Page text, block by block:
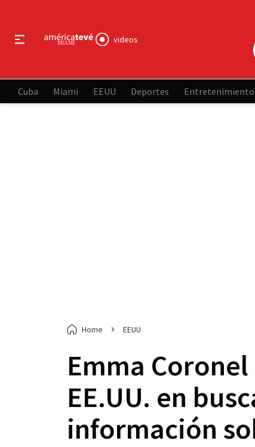
videos
Cuba Miami EEUU Deportes
Home EEUU
Emma
EE.UU. en
información